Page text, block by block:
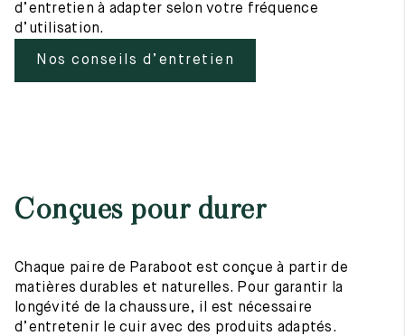
d’entretien à adapter selon votre fréquence
d’utilisation.
Nos conseils d’entretien
Conçues pour durer
Chaque paire de Paraboot est conçue à partir de
matières durables et naturelles. Pour garantir la
longévité de la chaussure, il est nécessaire
d’entretenir le cuir avec des produits adaptés.